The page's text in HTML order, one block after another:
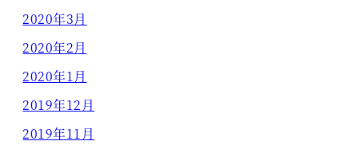
2020年3月
2020年2月
2020年1月
2019年12月
2019年11月